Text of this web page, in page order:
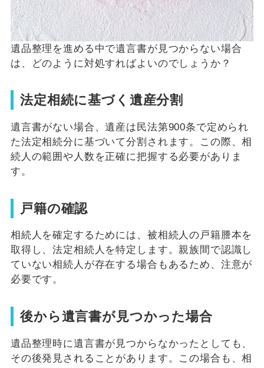
遺品整理を進める中で遺言書が見つからない場合
は、どのように対処すればよいのでしょうか？
法定相続に基づく遺産分割
遺言書がない場合、遺産は民法第900条で定められ
た法定相続分に基づいて分割されます。この際、相
続人の範囲や人数を正確に把握する必要がありま
す。
戸籍の確認
相続人を確定するためには、被相続人の戸籍謄本を
取得し、法定相続人を特定します。親族間で認識し
ていない相続人が存在する場合もあるため、注意が
必要です。
後から遺言書が見つかった場合
遺品整理時に遺言書が見つからなかったとしても、
その後発見されることがあります。この場合も、相